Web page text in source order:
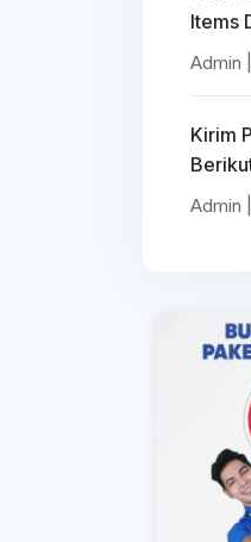
Items
Admin
Kirim
Admin